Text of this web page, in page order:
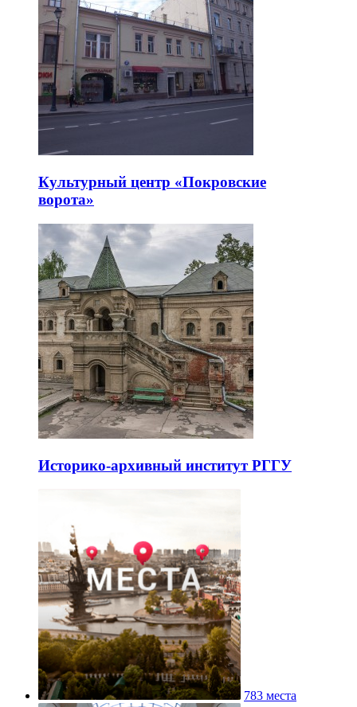
Культурный центр «Покровские
ворота»
Историко-архивный институт РГГУ
783 места